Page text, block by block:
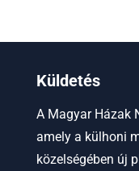
Küldetés
A Magyar Házak
amely a külhoni
közelségében új